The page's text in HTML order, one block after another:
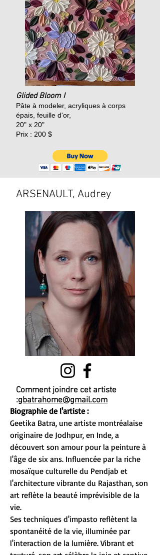
Glided Bloom I
Pâte à modeler, acryliques à corps
épais, feuille d'or,
20" x 20"
Prix : 200 $
ARSENAULT, Audrey
Comment joindre cet artiste
:gbatrahome@gmail.com
Biographie de l'artiste :
Geetika Batra, une artiste montréalaise
originaire de Jodhpur, en Inde, a
découvert son amour pour la peinture à
l'âge de six ans. Influencée par la riche
mosaïque culturelle du Pendjab et
l'architecture vibrante du Rajasthan, son
art reflète la beauté imprévisible de la
vie.
Ses techniques d'impasto reflètent la
spontanéité de la vie, illuminée par
l'interaction de la lumière. Vibrant et